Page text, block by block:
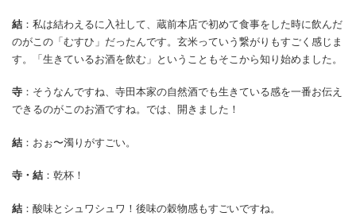
結 ：私は結わえるに入社して、蔵前本店で初めて食事をした時に飲んだ
のがこの「むすひ」だったんです。玄米っていう繋がりもすごく感じま
す。「生きているお酒を飲む」ということもそこから知り始めました。
寺 ：そうなんですね、寺田本家の自然酒でも生きている感を一番お伝え
できるのがこのお酒ですね。では、開きました！
結 ：おぉ〜濁りがすごい。
寺・結 ：乾杯！
結 ：酸味とシュワシュワ！後味の穀物感もすごいですね。